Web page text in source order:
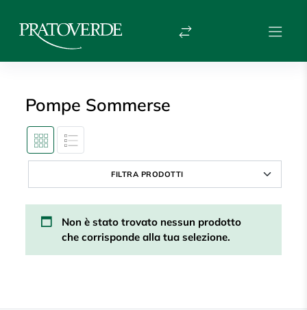
Pompe Sommerse
FILTRA PRODOTTI
Non è stato trovato nessun prodotto
che corrisponde alla tua selezione.